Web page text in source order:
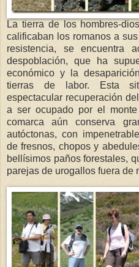
La tierra de los hombres-
calificaban los romanos a
resistencia, se encuentra
despoblación, que ha
económico y la
tierras de labor. Esta
espectacular recuperación
a ser ocupado por el
comarca aún conserva
autóctonas, con
de fresnos, chopos y
bellísimos paños forestales,
parejas de urogallos fuera de